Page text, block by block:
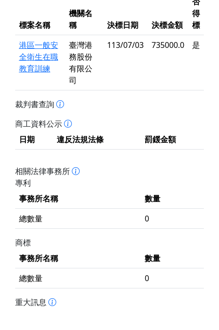
標案名稱
機關名
稱
決標日期 決標金額
得
標
港區一般安
全衛生在職
教育訓練
臺灣港
務股份
有限公
司
113/07/03 735000.0 是
裁判書查詢
商工資料公示
日期
違反法規法條 罰鍰金額
相關法律事務所
專利
事務所名稱
數量
總數量
0
商標
事務所名稱
數量
總數量
0
重大訊息